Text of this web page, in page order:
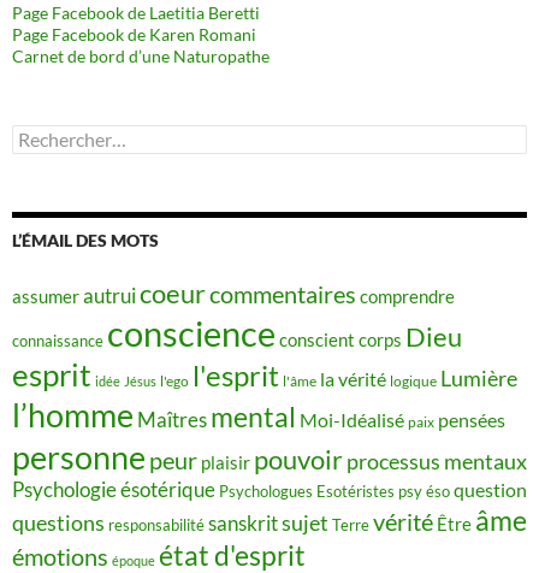
Page Facebook de Laetitia Beretti
Page Facebook de Karen Romani
Carnet de bord d’une Naturopathe
Rechercher :
L’ÉMAIL DES MOTS
assumerautruicoeurcommentaires comprendre
connaissance conscience conscient corps Dieu
esprit idée Jésus l'ego l'esprit l'âme la vérité logique Lumière
l’homme Maîtres mental Moi-Idéalisé paix pensées
personne peur plaisir pouvoirprocessus mentaux
Psychologie ésotérique Psychologues Esotéristes psy ésoquestion
questions responsabilitésanskritsujet Terrevérité Être âme
émotions époque état d'esprit